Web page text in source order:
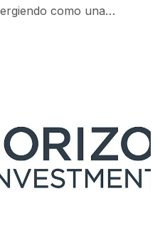
como una
expuestas a
no detectados. La
humana es esencial
y […]